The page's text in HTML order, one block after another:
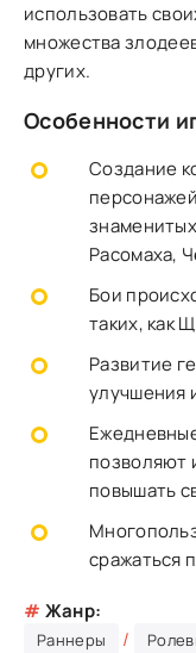
использовать
множества
других.
Особенности
Создание
Расомаха,
Бои
таких, как
Развитие
улучшения
позволяют
повышать
сражаться
# Жанр:
Раннеры /